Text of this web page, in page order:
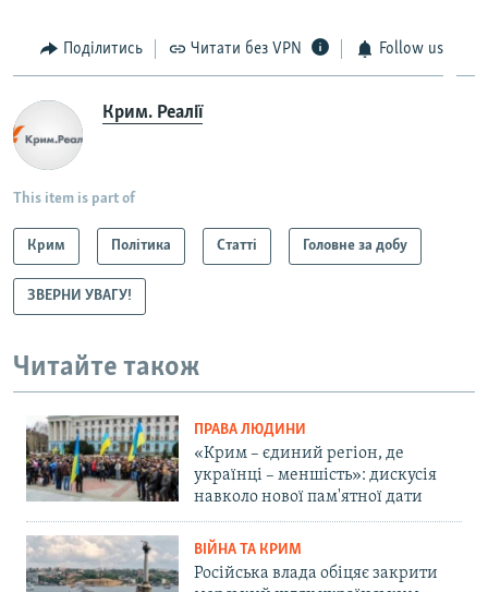
Поділитись Читати без VPN Follow us
Крим. Реалії
This item is part of
Крим Політика Статті Головне за добу
ЗВЕРНИ УВАГУ!
Читайте також
ПРАВА ЛЮДИНИ
«Крим – єдиний регіон, де
українці – меншість»: дискусія
навколо нової пам'ятної дати
ВІЙНА ТА КРИМ
Російська влада обіцяє закрити